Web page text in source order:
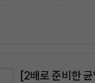
[2배로 준비한